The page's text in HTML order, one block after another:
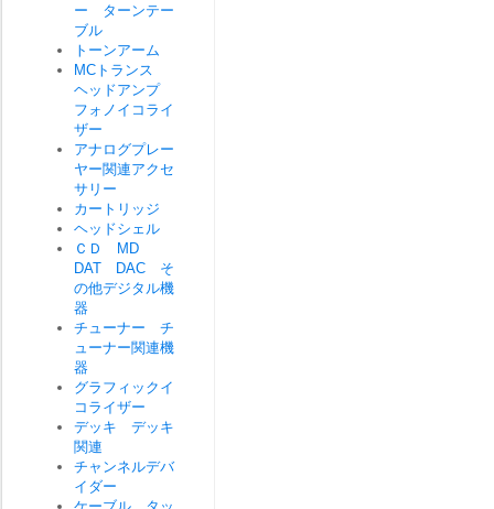
ー ターンテー
ブル
トーンアーム
MCトランス
ヘッドアンプ
フォノイコライ
ザー
アナログプレー
ヤー関連アクセ
サリー
カートリッジ
ヘッドシェル
ＣＤ MD
DAT DAC そ
の他デジタル機
器
チューナー チ
ューナー関連機
器
グラフィックイ
コライザー
デッキ デッキ
関連
チャンネルデバ
イダー